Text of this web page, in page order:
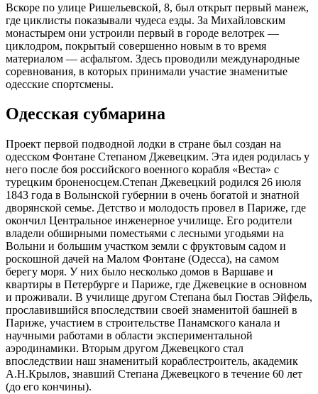
Вскоре по улице Ришельевской, 8, был открыт первый манеж,
где циклисты показывали чудеса езды. За Михайловским
монастырем они устроили первый в городе велотрек —
циклодром, покрытый совершенно новым в то время
материалом — асфальтом. Здесь проводили международные
соревнования, в которых принимали участие знаменитые
одесские спортсмены.
Одесская субмарина
Проект первой подводной лодки в стране был создан на
одесском Фонтане Степаном Джевецким. Эта идея родилась у
него после боя российского военного корабля «Веста» с
турецким броненосцем.Степан Джевецкий родился 26 июля
1843 года в Волынской губернии в очень богатой и знатной
дворянской семье. Детство и молодость провел в Париже, где
окончил Центральное инженерное училище. Его родители
владели обширными поместьями с лесными угодьями на
Волыни и большим участком земли с фруктовым садом и
роскошной дачей на Малом Фонтане (Одесса), на самом
берегу моря. У них было несколько домов в Варшаве и
квартиры в Петербурге и Париже, где Джевецкие в основном
и проживали. В училище другом Степана был Гюстав Эйфель,
прославившийся впоследствии своей знаменитой башней в
Париже, участием в строительстве Панамского канала и
научными работами в области экспериментальной
аэродинамики. Вторым другом Джевецкого стал
впоследствии наш знаменитый кораблестроитель, академик
А.Н.Крылов, знавший Степана Джевецкого в течение 60 лет
(до его кончины).